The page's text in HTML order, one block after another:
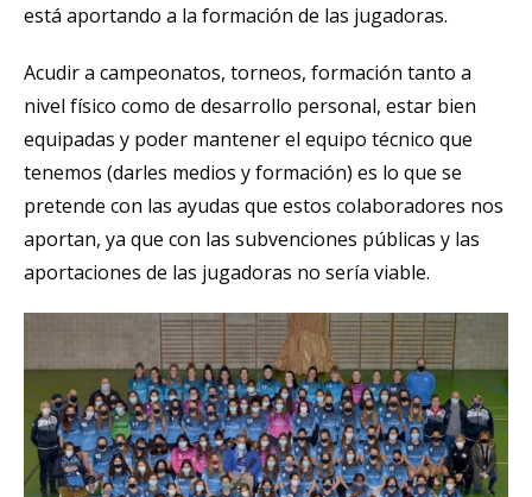
está aportando a la formación de las jugadoras.
Acudir a campeonatos, torneos, formación tanto a
nivel físico como de desarrollo personal, estar bien
equipadas y poder mantener el equipo técnico que
tenemos (darles medios y formación) es lo que se
pretende con las ayudas que estos colaboradores nos
aportan, ya que con las subvenciones públicas y las
aportaciones de las jugadoras no sería viable.